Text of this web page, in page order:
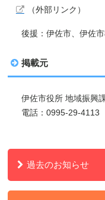
（外部リンク）
後援：伊佐市、伊佐市
掲載元
伊佐市役所 地域振興
電話：0995-29-
過去のお知らせ